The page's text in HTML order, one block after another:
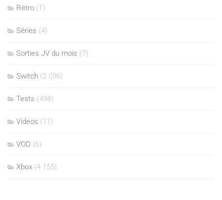
Rétro (1)
Séries (4)
Sorties JV du mois (7)
Switch (2 096)
Tests (498)
Videos (11)
VOD (6)
Xbox (4 155)